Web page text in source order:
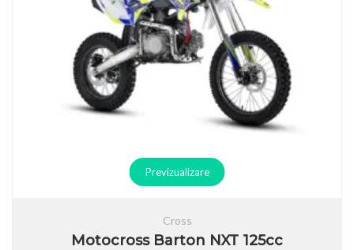
Previzualizare
Cross
Motocross Barton NXT 125cc